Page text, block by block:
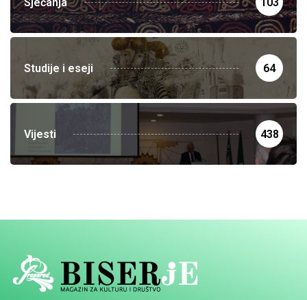
103
Studije i eseji 64
Vijesti 438